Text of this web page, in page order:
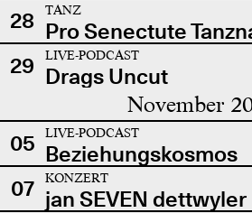
28
TANZ
Pro Senectute
29
LIVE-PODCAST
Drags Uncut
November
05 LIVE-PODCAST
Beziehungskosmos
07
KONZERT
jan SEVEN dettwyler